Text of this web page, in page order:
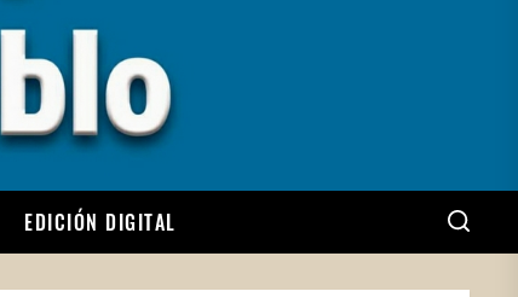
EDICIÓN DIGITAL